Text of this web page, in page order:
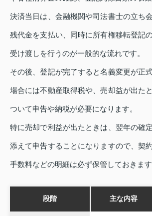
決済当日は、金融機関や司法書士の立ち
残代金を支払い、同時に所有権移転登記
受け渡しを行うのが一般的な流れです。
その後、登記が完了すると名義変更が正
場合には不動産取得税や、売却益が出た
ついて申告や納税が必要になります。
特に売却で利益が出たときは、翌年の確
添えて申告することになりますので、契
手数料などの明細は必ず保管しておきます
段階 主な内容